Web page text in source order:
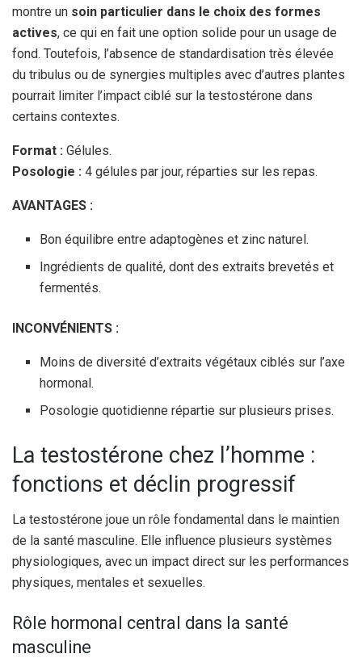
montre un soin particulier dans le choix des formes
actives, ce qui en fait une option solide pour un usage de
fond. Toutefois, l’absence de standardisation très élevée
du tribulus ou de synergies multiples avec d’autres plantes
pourrait limiter l’impact ciblé sur la testostérone dans
certains contextes.
Format : Gélules.
Posologie : 4 gélules par jour, réparties sur les repas.
AVANTAGES :
Bon équilibre entre adaptogènes et zinc naturel.
Ingrédients de qualité, dont des extraits brevetés et
fermentés.
INCONVÉNIENTS :
Moins de diversité d’extraits végétaux ciblés sur l’axe
hormonal.
Posologie quotidienne répartie sur plusieurs prises.
La testostérone chez l’homme :
fonctions et déclin progressif
La testostérone joue un rôle fondamental dans le maintien
de la santé masculine. Elle influence plusieurs systèmes
physiologiques, avec un impact direct sur les performances
physiques, mentales et sexuelles.
Rôle hormonal central dans la santé
masculine